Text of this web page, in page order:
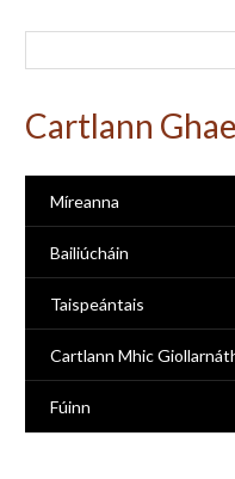
Cartlann
Míreanna
Bailiúcháin
Taispeántais
Cartlann Mhic
Fúinn